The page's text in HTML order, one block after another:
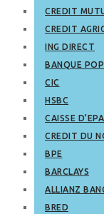
CREDIT
CREDIT
ING DIRECT
BANQUE
CIC
HSBC
CAISSE
CREDIT DU
BPE
BARCLAYS
ALLIANZ
BRED